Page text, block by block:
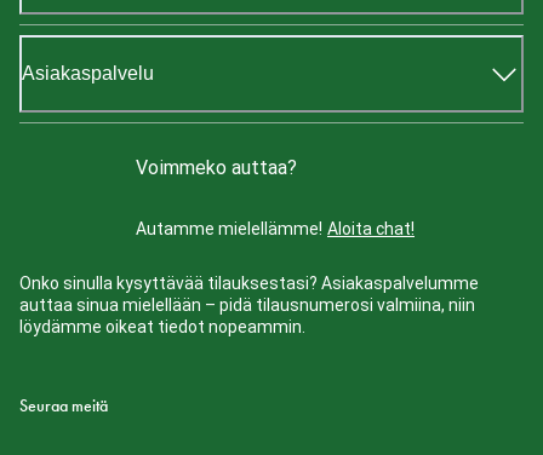
Asiakaspalvelu
Voimmeko auttaa?
Autamme mielellämme! Aloita chat!
Onko sinulla kysyttävää tilauksestasi? Asiakaspalvelumme
auttaa sinua mielellään – pidä tilausnumerosi valmiina, niin
löydämme oikeat tiedot nopeammin.
Seuraa meitä